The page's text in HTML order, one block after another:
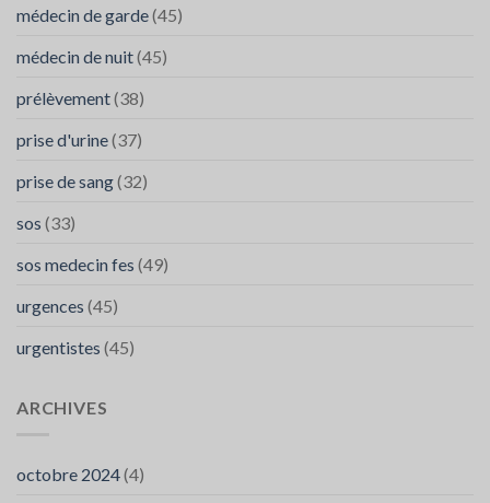
médecin de garde(45)
médecin de nuit(45)
prélèvement(38)
prise d'urine(37)
prise de sang(32)
sos (33)
sos medecin fes (49)
urgences (45)
urgentistes (45)
ARCHIVES
octobre 2024(4)